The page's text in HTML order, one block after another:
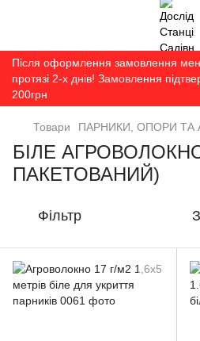
Після оформлення замовлення
протязі 2-х днів! Замовлення
200грн
Товари ПАРНИКИ, ОПОРИ ТА
БІЛЕ
ПАКЕТОВАНИЙ)
Фільтр